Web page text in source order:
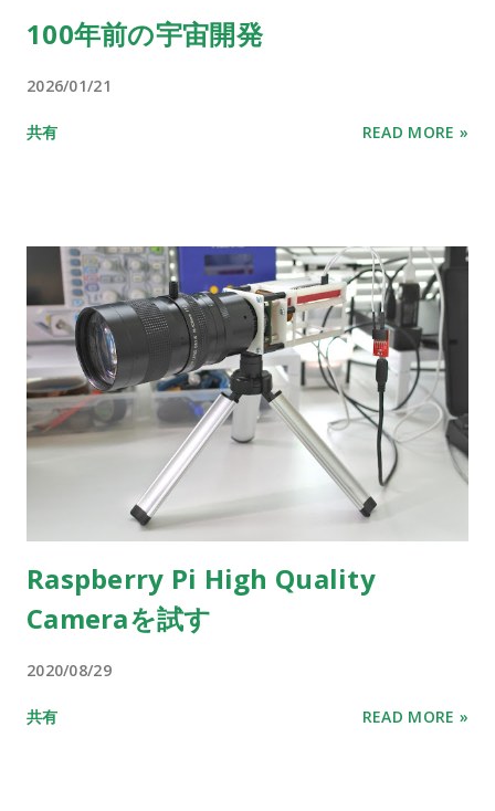
100年前の宇宙開発
2026/01/21
共有 READ MORE »
Raspberry Pi High Quality
Cameraを試す
2020/08/29
共有 READ MORE »